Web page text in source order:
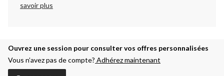
savoir plus
Ouvrez une session pour consulter vos offres personnalisées
Vous n’avez pas de compte? Adhérez maintenant